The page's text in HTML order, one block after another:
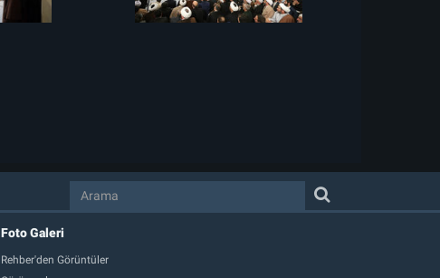
Foto Galeri
Rehber'den Görüntüler